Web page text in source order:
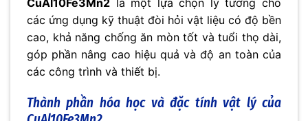
các ứng dụng kỹ thuật đòi hỏi vật liệu có độ bền
cao, khả năng chống ăn mòn tốt và tuổi thọ dài,
góp phần nâng cao hiệu quả và độ an toàn của
các công trình và thiết bị.
Thành phần hóa học và đặc tính vật lý của